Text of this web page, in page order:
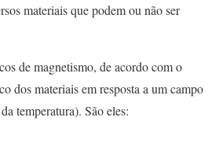
materiais que podem ou não ser
de magnetismo, de acordo com o
dos materiais em resposta a um campo
temperatura). São eles: